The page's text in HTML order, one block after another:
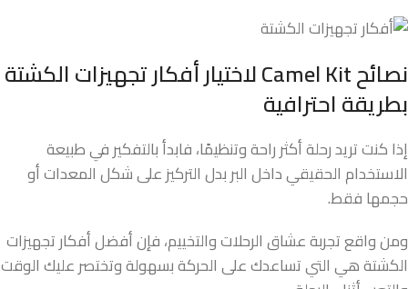
نصائح لاختيار أفكار تجهيزات الكشتة
بطريقة احترافية
إذا كنت تريد رحلة أكثر راحة وتنظيمًا، فابدأ بالتفكير في طبيعة
الاستخدام الحقيقي داخل البر بدل التركيز على شكل المعدات أو
حجمها فقط.
ومن واقع تجربة عشاق الرحلات والتخييم، فإن أفضل أفكار تجهيزات
الكشتة هي التي تساعدك على الحركة بسهولة وتختصر عليك الوقت